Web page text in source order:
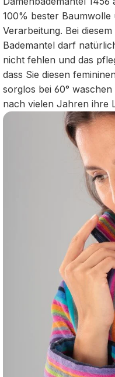
100% bester
Verarbeitung. Bei
Bademantel darf
nicht fehlen und das
dass Sie diesen
sorglos bei 60°
nach vielen Jahren ihre